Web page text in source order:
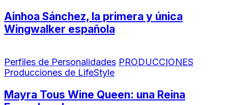
Ainhoa Sánchez, la primera y única
Wingwalker española
Perfiles de Personalidades PRODUCCIONES
Producciones de LifeStyle
Mayra Tous Wine Queen: una Reina